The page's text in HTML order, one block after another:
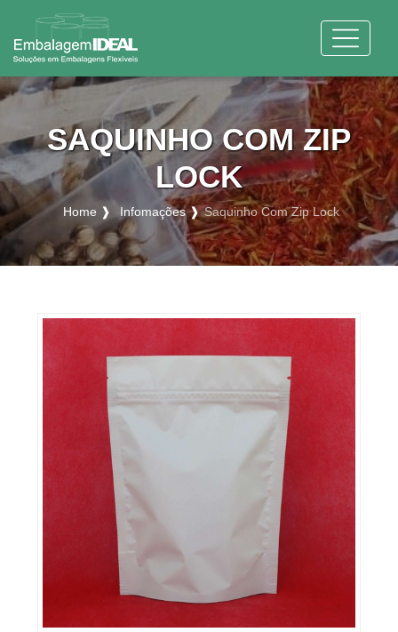
SAQUINHO COM ZIP
LOCK
Home ❱ Infomações ❱ Saquinho Com Zip Lock